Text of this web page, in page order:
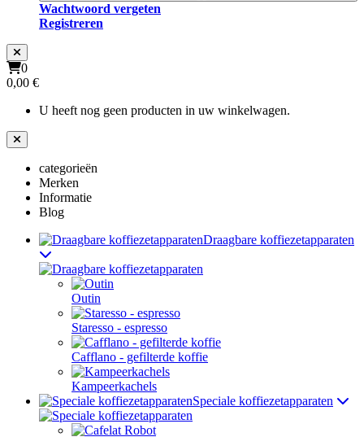
Wachtwoord vergeten
Registreren
0
0,00 €
U heeft nog geen producten in uw winkelwagen.
categorieën
Merken
Informatie
Blog
Draagbare koffiezetapparaten
Outin
Staresso - espresso
Cafflano - gefilterde koffie
Kampeerkachels
Speciale koffiezetapparaten